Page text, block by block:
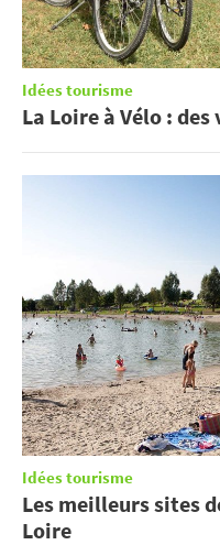
Idées tourisme
La Loire à Vélo :
Idées tourisme
Les meilleurs sites
Loire